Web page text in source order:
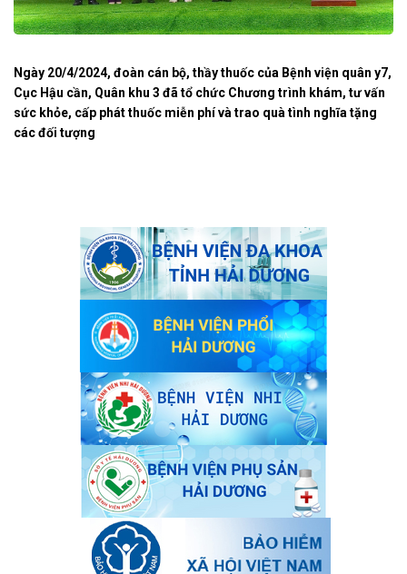
Ngày 20/4/2024, đoàn cán bộ, thầy thuốc của Bệnh viện quân y7,
Cục Hậu cần, Quân khu 3 đã tổ chức Chương trình khám, tư vấn
sức khỏe, cấp phát thuốc miễn phí và trao quà tình nghĩa tặng
các đối tượng